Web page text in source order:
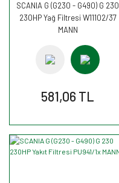
SCANIA G (G230 - G490) G 230
230HP Yağ Filtresi W11102/37
MANN
581,06 TL